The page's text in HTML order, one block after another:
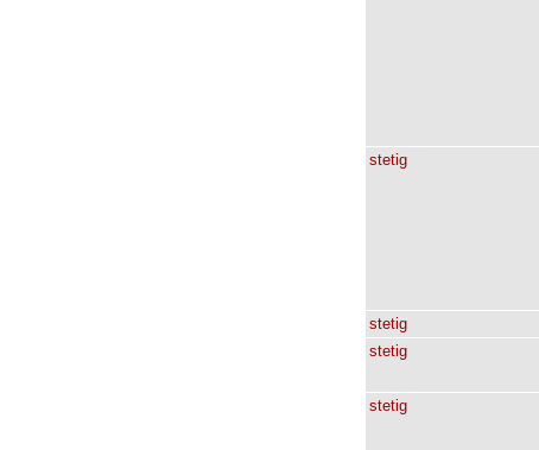
stetig
stetig
stetig
stetig